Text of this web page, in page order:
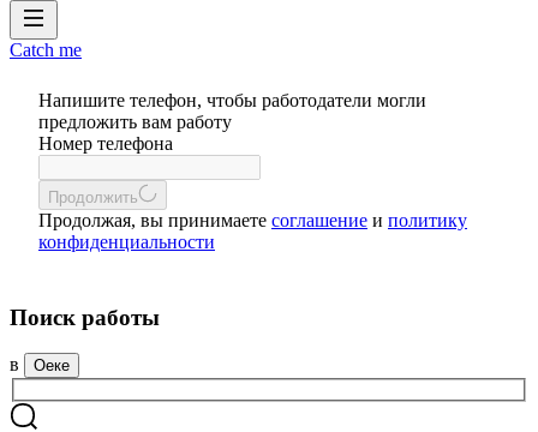
Catch me
Напишите телефон, чтобы работодатели могли
предложить вам работу
Номер телефона
Продолжить
Продолжая, вы принимаете соглашение и политику
конфиденциальности
Поиск работы
в Оеке